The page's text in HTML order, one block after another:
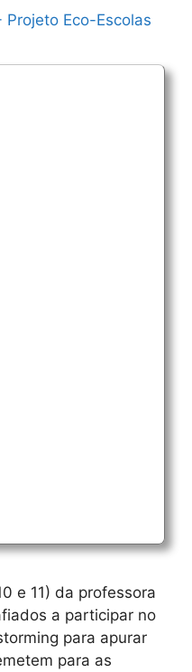
Projeto Eco-Escolas
e 11) da professora
a participar no
para apurar
para as